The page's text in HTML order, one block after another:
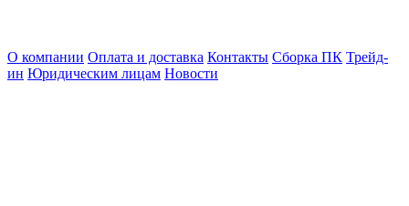
О компании Оплата и доставка Контакты Сборка ПК Трейд-
ин Юридическим лицам Новости